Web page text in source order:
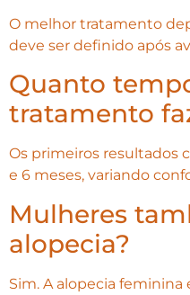
O melhor tratamento
deve ser definido após
Quanto
tratamento
Os primeiros resultados
e 6 meses, variando
Mulheres
alopecia?
Sim. A alopecia